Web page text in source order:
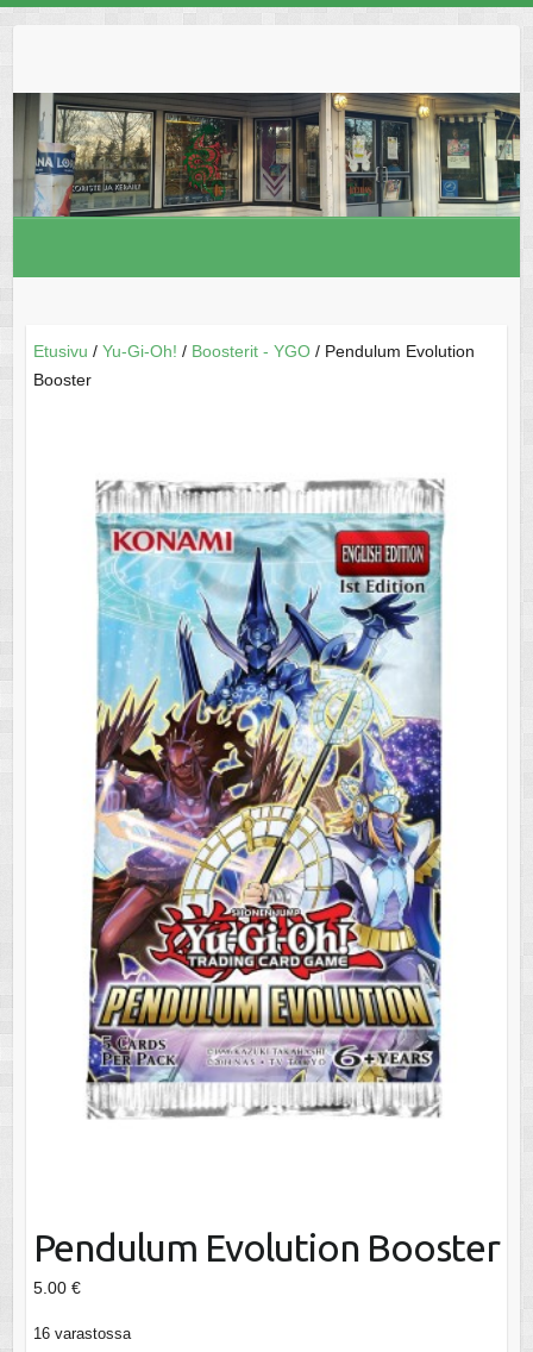
Etusivu / Yu-Gi-Oh! / Boosterit - YGO/ Pendulum Evolution
Booster
Pendulum Evolution Booster
5.00 €
16 varastossa